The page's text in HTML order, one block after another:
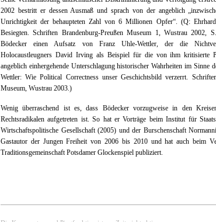
2002 bestritt er dessen Ausmaß und sprach von der angeblich
Unrichtigkeit der behaupteten Zahl von 6 Millionen Opfer“. (Q:
Besiegten. Schriften Brandenburg-Preußen Museum 1, Wustrau 2002,
Bödecker einen Aufsatz von Franz Uhle-Wettler, der die
Holocaustleugners David Irving als Beispiel für die von ihm kritisierte
angeblich einhergehende Unterschlagung historischer Wahrheiten im Sinne
Wettler: Wie Political Correctness unser Geschichtsbild verzerrt.
Museum, Wustrau 2003.)
Wenig überraschend ist es, dass Bödecker vorzugweise in den
Rechtsradikalen aufgetreten ist. So hat er Vorträge beim Institut für
Wirtschaftspolitische Gesellschaft (2005) und der Burschenschaft
Gastautor der Jungen Freiheit von 2006 bis 2010 und hat auch beim
Traditionsgemeinschaft Potsdamer Glockenspiel publiziert.